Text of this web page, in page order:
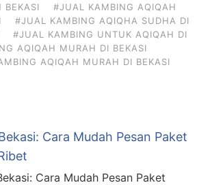
BEKASI
#JUAL KAMBING AQIQAH
#JUAL KAMBING AQIQHA SUDHA DI
#JUAL KAMBING UNTUK AQIQAH DI
AQIQAH MURAH DI BEKASI
AQIQAH MURAH DI BEKASI
Cara Mudah Pesan Paket
Cara Mudah Pesan Paket